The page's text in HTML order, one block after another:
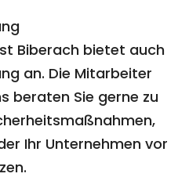
Biberach bietet auch
an. Die Mitarbeiter
beraten Sie gerne zu
Ihr Unternehmen vor